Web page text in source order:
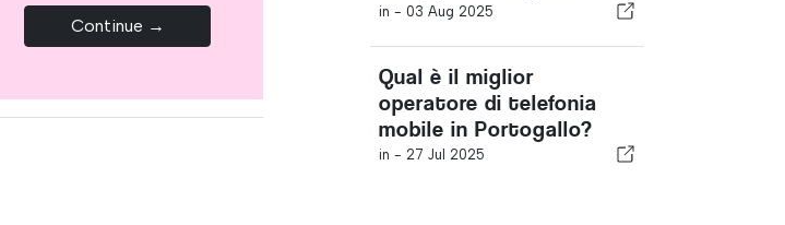
Continue →
in - 03 Aug 2025
Qual è il miglior
operatore di telefonia
mobile in Portogallo?
in - 27 Jul 2025